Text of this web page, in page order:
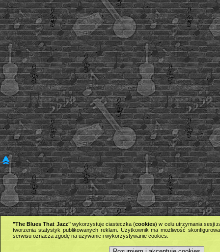
"The Blues That Jazz"wykorzystuje ciasteczka (cookies) w celu utrzymania sesji
tworzenia statystyk publikowanych reklam. Użytkownik ma możliwość
serwisu oznacza zgodę na używanie i wykorzystywanie cookies.